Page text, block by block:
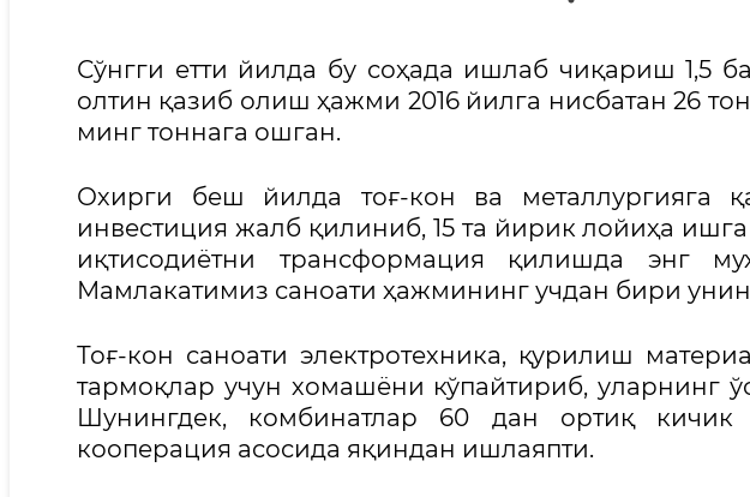
Сўнгги етти йилда бу соҳада ишлаб чиқариш 1,5
олтин қазиб олиш ҳажми 2016 йилга нисбатан 26
минг тоннага ошган.
Охирги беш йилда тоғ-кон ва металлургияга
инвестиция жалб қилиниб, 15 та йирик лойиҳа
иқтисодиётни трансформация қилишда энг
Мамлакатимиз саноати ҳажмининг учдан бири
Тоғ-кон саноати электротехника, қурилиш
тармоқлар учун хомашёни кўпайтириб, уларнинг
Шунингдек, комбинатлар 60 дан ортиқ
кооперация асосида яқиндан ишлаяпти.